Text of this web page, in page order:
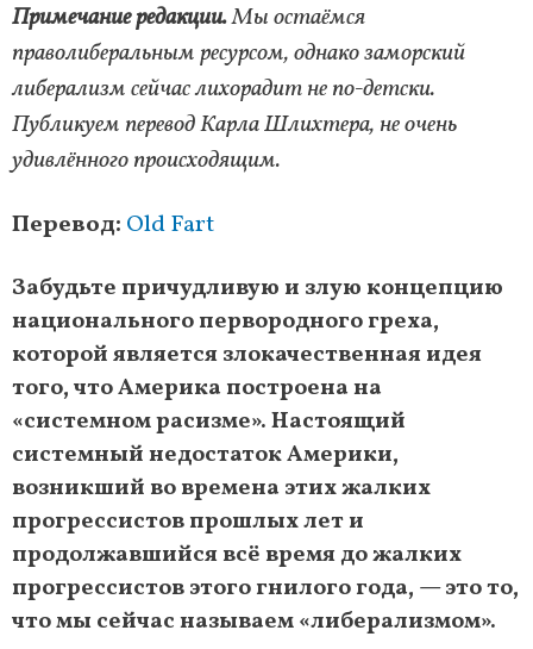
Примечание редакции.Мы остаёмся
праволиберальным ресурсом, однако заморский
либерализм сейчас лихорадит не по-детски.
Публикуем перевод Карла Шлихтера, не очень
удивлённого происходящим.
Перевод: Old Fart
Забудьте причудливую и злую концепцию
национального первородного греха,
которой является злокачественная идея
того, что Америка построена на
«системном расизме». Настоящий
системный недостаток Америки,
возникший во времена этих жалких
прогрессистов прошлых лет и
продолжавшийся всё время до жалких
прогрессистов этого гнилого года, — это то,
что мы сейчас называем «либерализмом».